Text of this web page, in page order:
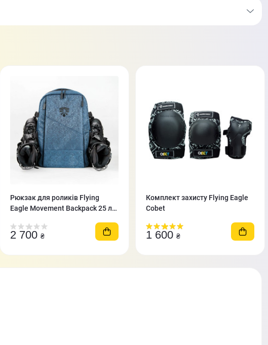
Рюкзак для роликів Flying
Eagle Movement Backpack 25 л
2 700 ₴
Комплект захисту Flying Eagle
Cobet
1 600 ₴